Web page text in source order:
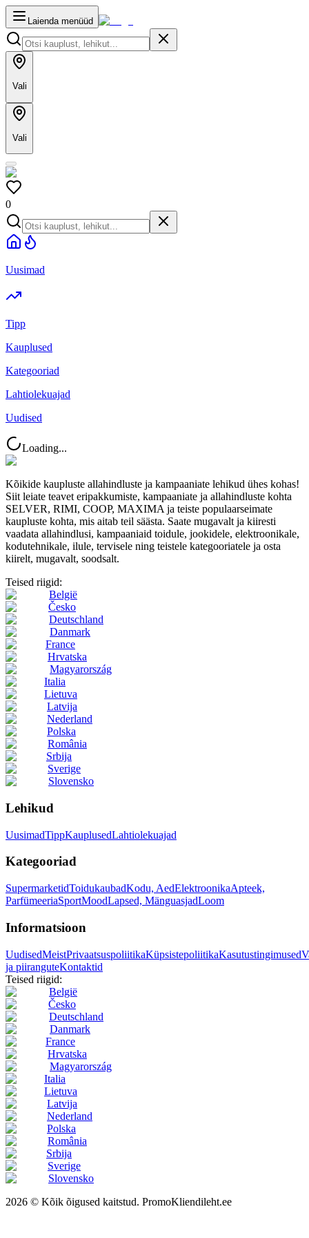
Laienda menüüd
Vali
Vali
0
Uusimad
Tipp
Kauplused
Kategooriad
Lahtiolekuajad
Uudised
Loading...
Kõikide kaupluste allahindluste ja kampaaniate lehikud ühes kohas!
Siit leiate teavet eripakkumiste, kampaaniate ja allahindluste kohta
SELVER, RIMI, COOP, MAXIMA ja teiste populaarseimate
kaupluste kohta, mis aitab teil säästa. Saate mugavalt ja kiiresti
vaadata allahindlusi, kampaaniaid toidule, jookidele, elektroonikale,
kodutehnikale, ilule, tervisele ning teistele kategooriatele ja osta
kiirelt, mugavalt, soodsalt.
Teised riigid:
België
Česko
Deutschland
Danmark
France
Hrvatska
Magyarország
Italia
Lietuva
Latvija
Nederland
Polska
România
Srbija
Sverige
Slovensko
Lehikud
UusimadTippKauplusedLahtiolekuajad
Kategooriad
SupermarketidToidukaubadKodu, AedElektroonikaApteek,
ParfümeeriaSportMoodLapsed, MänguasjadLoom
Informatsioon
UudisedMeistPrivaatsuspoliitikaKüpsistepoliitikaKasutustingimused
ja piiranguteKontaktid
Teised riigid:
België
Česko
Deutschland
Danmark
France
Hrvatska
Magyarország
Italia
Lietuva
Latvija
Nederland
Polska
România
Srbija
Sverige
Slovensko
2026 © Kõik õigused kaitstud. PromoKliendileht.ee